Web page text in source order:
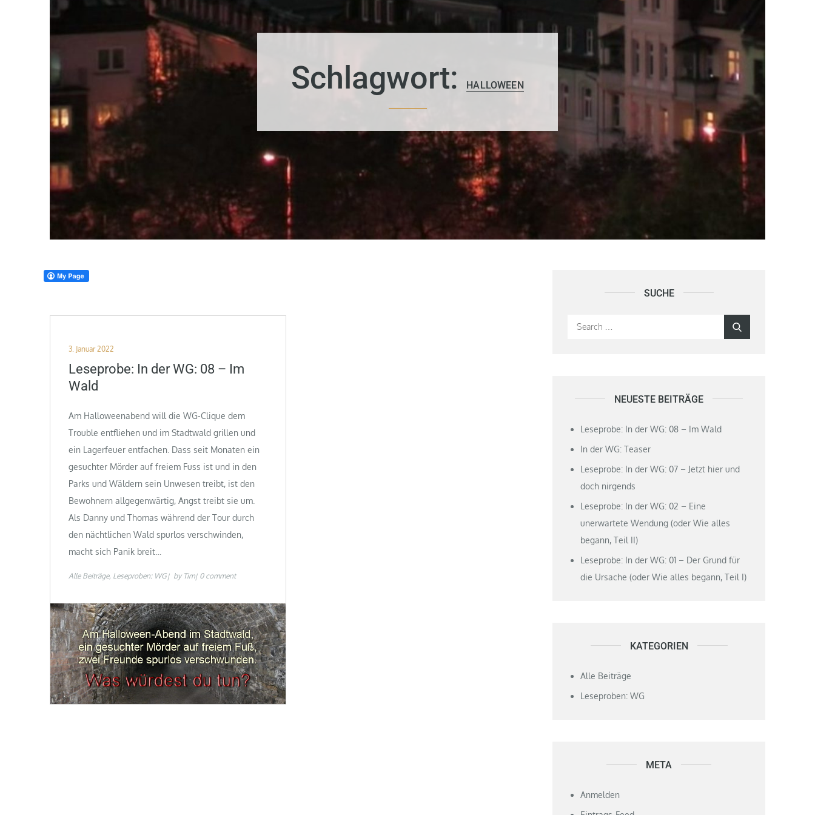
Schlagwort: HALLOWEEN
Posted
on
3. Januar 2022
Leseprobe: In der WG: 08 – Im
Wald
Am Halloweenabend will die WG-Clique dem
Trouble entfliehen und im Stadtwald grillen und
ein Lagerfeuer entfachen. Dass seit Monaten ein
gesuchter Mörder auf freiem Fuss ist und in den
Parks und Wäldern sein Unwesen treibt, ist den
Bewohnern allgegenwärtig, Angst treibt sie um.
Als Danny und Thomas während der Tour durch
den nächtlichen Wald spurlos verschwinden,
macht sich Panik breit…
Alle Beiträge Leseproben: WG by Tim 0 comment
SUCHE
Search
NEUESTE BEITRÄGE
Leseprobe: In der WG: 08 – Im Wald
In der WG: Teaser
Leseprobe: In der WG: 07 – Jetzt hier und
doch nirgends
Leseprobe: In der WG: 02 – Eine
unerwartete Wendung (oder Wie alles
begann, Teil II)
Leseprobe: In der WG: 01 – Der Grund für
die Ursache (oder Wie alles begann, Teil I)
KATEGORIEN
Alle Beiträge
Leseproben: WG
META
Anmelden